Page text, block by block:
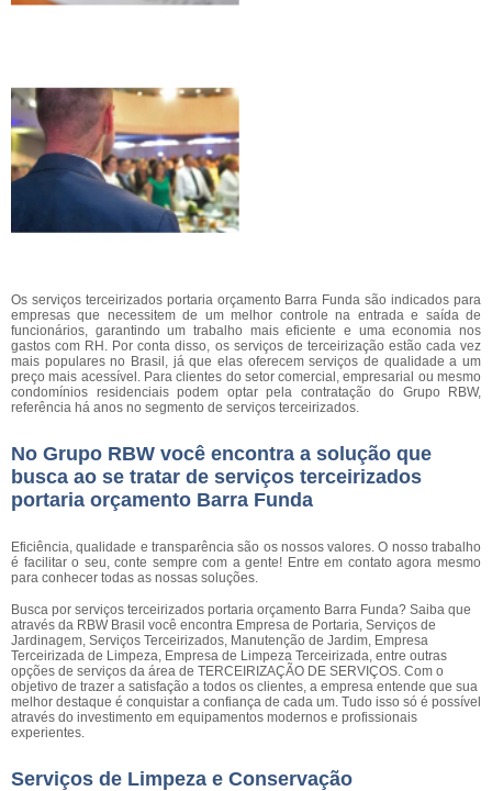
Os serviços terceirizados portaria orçamento Barra Funda são indicados para
empresas que necessitem de um melhor controle na entrada e saída de
funcionários, garantindo um trabalho mais eficiente e uma economia nos
gastos com RH. Por conta disso, os serviços de terceirização estão cada vez
mais populares no Brasil, já que elas oferecem serviços de qualidade a um
preço mais acessível. Para clientes do setor comercial, empresarial ou mesmo
condomínios residenciais podem optar pela contratação do Grupo RBW,
referência há anos no segmento de serviços terceirizados.
No Grupo RBW você encontra a solução que
busca ao se tratar de serviços terceirizados
portaria orçamento Barra Funda
Eficiência, qualidade e transparência são os nossos valores. O nosso trabalho
é facilitar o seu, conte sempre com a gente! Entre em contato agora mesmo
para conhecer todas as nossas soluções.
Busca por serviços terceirizados portaria orçamento Barra Funda? Saiba que
através da RBW Brasil você encontra Empresa de Portaria, Serviços de
Jardinagem, Serviços Terceirizados, Manutenção de Jardim, Empresa
Terceirizada de Limpeza, Empresa de Limpeza Terceirizada, entre outras
opções de serviços da área de TERCEIRIZAÇÃO DE SERVIÇOS. Com o
objetivo de trazer a satisfação a todos os clientes, a empresa entende que sua
melhor destaque é conquistar a confiança de cada um. Tudo isso só é possível
através do investimento em equipamentos modernos e profissionais
experientes.
Serviços de Limpeza e Conservação